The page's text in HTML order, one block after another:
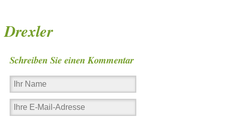
Drexler
Schreiben Sie einen Kommentar